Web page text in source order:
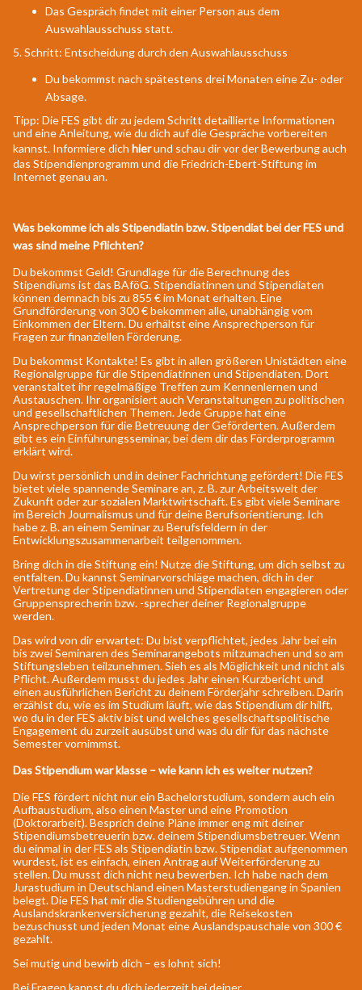
Das Gespräch findet mit einer Person aus dem
Auswahlausschuss statt.
5. Schritt: Entscheidung durch den Auswahlausschuss
Du bekommst nach spätestens drei Monaten eine Zu- oder
Absage.
Tipp: Die FES gibt dir zu jedem Schritt detaillierte Informationen
und eine Anleitung, wie du dich auf die Gespräche vorbereiten
kannst. Informiere dich hierund schau dir vor der Bewerbung auch
das Stipendienprogramm und die Friedrich-Ebert-Stiftung im
Internet genau an.
Was bekomme ich als Stipendiatin bzw. Stipendiat bei der FES und
was sind meine Pflichten?
Du bekommst Geld! Grundlage für die Berechnung des
Stipendiums ist das BAföG. Stipendiatinnen und Stipendiaten
können demnach bis zu 855 € im Monat erhalten. Eine
Grundförderung von 300 € bekommen alle, unabhängig vom
Einkommen der Eltern. Du erhältst eine Ansprechperson für
Fragen zur finanziellen Förderung.
Du bekommst Kontakte! Es gibt in allen größeren Unistädten eine
Regionalgruppe für die Stipendiatinnen und Stipendiaten. Dort
veranstaltet ihr regelmäßige Treffen zum Kennenlernen und
Austauschen. Ihr organisiert auch Veranstaltungen zu politischen
und gesellschaftlichen Themen. Jede Gruppe hat eine
Ansprechperson für die Betreuung der Geförderten. Außerdem
gibt es ein Einführungsseminar, bei dem dir das Förderprogramm
erklärt wird.
Du wirst persönlich und in deiner Fachrichtung gefördert! Die FES
bietet viele spannende Seminare an, z. B. zur Arbeitswelt der
Zukunft oder zur sozialen Marktwirtschaft. Es gibt viele Seminare
im Bereich Journalismus und für deine Berufsorientierung. Ich
habe z. B. an einem Seminar zu Berufsfeldern in der
Entwicklungszusammenarbeit teilgenommen.
Bring dich in die Stiftung ein! Nutze die Stiftung, um dich selbst zu
entfalten. Du kannst Seminarvorschläge machen, dich in der
Vertretung der Stipendiatinnen und Stipendiaten engagieren oder
Gruppensprecherin bzw. -sprecher deiner Regionalgruppe
werden.
Das wird von dir erwartet: Du bist verpflichtet, jedes Jahr bei ein
bis zwei Seminaren des Seminarangebots mitzumachen und so am
Stiftungsleben teilzunehmen. Sieh es als Möglichkeit und nicht als
Pflicht. Außerdem musst du jedes Jahr einen Kurzbericht und
einen ausführlichen Bericht zu deinem Förderjahr schreiben. Darin
erzählst du, wie es im Studium läuft, wie das Stipendium dir hilft,
wo du in der FES aktiv bist und welches gesellschaftspolitische
Engagement du zurzeit ausübst und was du dir für das nächste
Semester vornimmst.
Das Stipendium war klasse – wie kann ich es weiter nutzen?
Die FES fördert nicht nur ein Bachelorstudium, sondern auch ein
Aufbaustudium, also einen Master und eine Promotion
(Doktorarbeit). Besprich deine Pläne immer eng mit deiner
Stipendiumsbetreuerin bzw. deinem Stipendiumsbetreuer. Wenn
du einmal in der FES als Stipendiatin bzw. Stipendiat aufgenommen
wurdest, ist es einfach, einen Antrag auf Weiterförderung zu
stellen. Du musst dich nicht neu bewerben. Ich habe nach dem
Jurastudium in Deutschland einen Masterstudiengang in Spanien
belegt. Die FES hat mir die Studiengebühren und die
Auslandskrankenversicherung gezahlt, die Reisekosten
bezuschusst und jeden Monat eine Auslandspauschale von 300 €
gezahlt.
Sei mutig und bewirb dich – es lohnt sich!
Bei Fragen kannst du dich jederzeit bei deiner